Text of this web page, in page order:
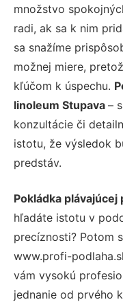
množstvo
radi, ak sa k nim
sa snažíme
možnej miere,
kľúčom k úspechu.
linoleum Stupava –
konzultácie či
istotu, že výsledok
predstáv.
Pokládka plávajúcej
hľadáte istotu v
precíznosti? Potom
www.profi-
vám vysokú
jednanie od prvého